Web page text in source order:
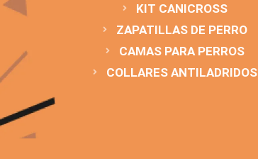
KIT CANICROSS
ZAPATILLAS DE PERRO
CAMAS PARA PERROS
COLLARES ANTILADRIDOS